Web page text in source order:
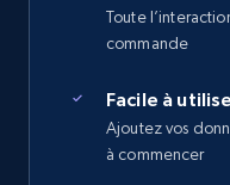
Toute
commande
Facile à
Ajoutez vos
à commencer